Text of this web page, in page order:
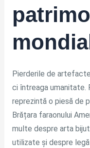
Pierderile de
ci întreaga umanitate.
reprezintă o piesă de
Brățara faraonului
multe despre arta
utilizate și despre